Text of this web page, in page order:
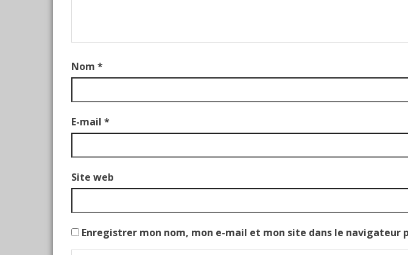
Nom *
E-mail *
Site web
Enregistrer mon nom, mon e-mail et mon site dans le navigateur